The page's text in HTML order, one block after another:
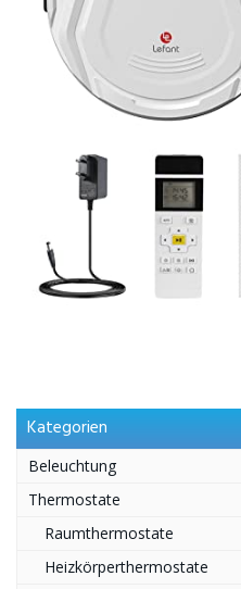
Kategorien
Beleuchtung
Thermostate
Raumthermostate
Heizkörperthermostate